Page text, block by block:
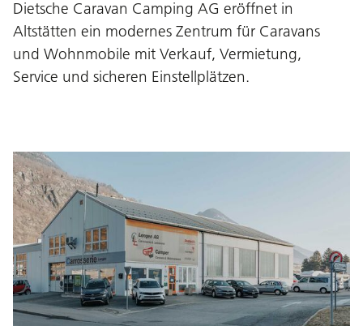
Dietsche Caravan Camping AG eröffnet in
Altstätten ein modernes Zentrum für Caravans
und Wohnmobile mit Verkauf, Vermietung,
Service und sicheren Einstellplätzen.